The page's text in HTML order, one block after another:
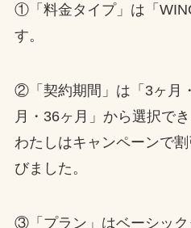
①「料金タイプ」は「
す。
②「契約期間」は「3ヶ月
月・36ヶ月」から選択でき
わたしはキャンペーンで
びました。
③「プラン」はベーシック